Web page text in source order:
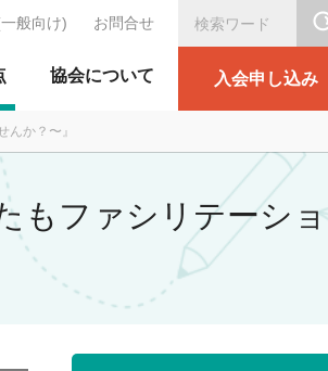
テーション協会
協会について 入会申し込み
般向け) お問合せ
か？〜』
もファシリテーショ